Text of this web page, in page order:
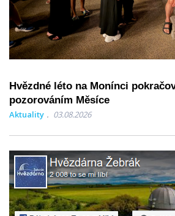
Hvězdné léto na Monínci
pozorováním Měsíce
Aktuality 03.08.2026